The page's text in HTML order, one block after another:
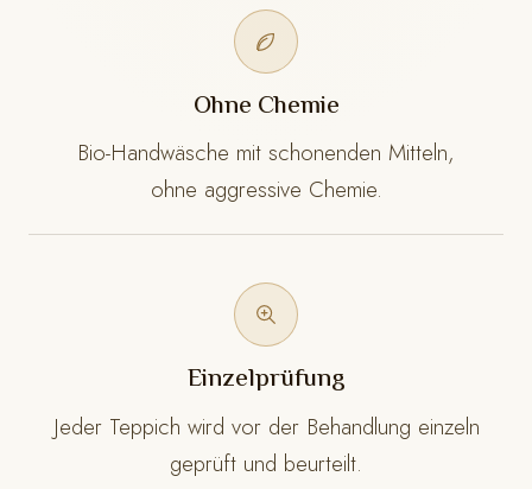
Ohne Chemie
Bio-Handwäsche mit schonenden Mitteln,
ohne aggressive Chemie.
Einzelprüfung
Jeder Teppich wird vor der Behandlung einzeln
geprüft und beurteilt.